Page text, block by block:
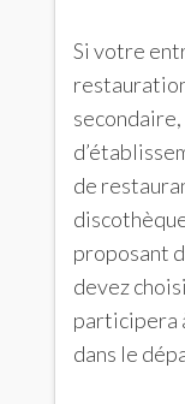
Si votre
de
proposant
devez
participera
dans le